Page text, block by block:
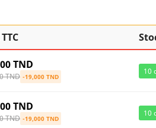
TND
TND -19,000 TND
10
TND
TND -19,000 TND
10